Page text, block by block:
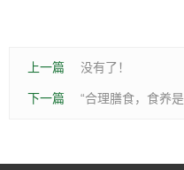
上一篇 没有了！
下一篇